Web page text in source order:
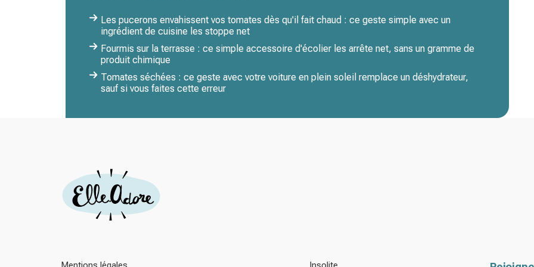
Les pucerons envahissent vos tomates dès qu'il fait chaud : ce geste simple avec un
ingrédient de cuisine les stoppe net
Fourmis sur la terrasse : ce simple accessoire d'écolier les arrête net, sans un gramme de
produit chimique
Tomates séchées : ce geste avec votre voiture en plein soleil remplace un déshydrateur,
sauf si vous faites cette erreur